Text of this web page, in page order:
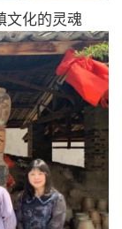
文化的灵魂